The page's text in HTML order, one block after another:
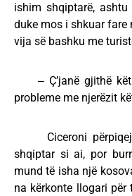
ishim shqiptarë,
duke mos i shkuar fare
vija së bashku me
‒ Ç’janë gjithë
probleme me njerëzit
Ciceroni përpiqej
shqiptar si ai, por
mund të isha një
na kërkonte llogari për